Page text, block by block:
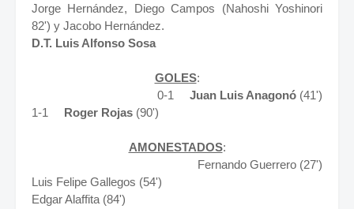
Jorge Hernández, Diego Campos (Nahoshi Yoshinori
82') y Jacobo Hernández.
D.T. Luis Alfonso Sosa
GOLES:
0-1 Juan Luis Anagonó (41')
1-1 Roger Rojas (90')
AMONESTADOS:
Fernando Guerrero (27')
Luis Felipe Gallegos (54')
Edgar Alaffita (84')